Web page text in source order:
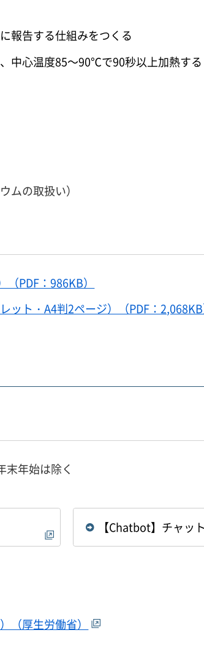
報告する仕組みをつくる
中心温度85～90℃で90秒以上加熱する
ムの取扱い）
PDF：986KB）
ット・A4判2ページ）（PDF：
末年始は除く
【Chatbot】チャッ
（厚生労働省）